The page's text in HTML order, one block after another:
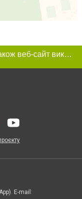
Цей сайт використовує «cookies». Також веб-сайт використовує інтернет-сервіс для збору технічних даних стосовно відвідувачів з метою отримання маркетингової та статистичної інформації. Умови обробки даних відвідувачів сайту див.
E-mail: